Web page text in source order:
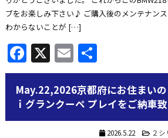
ブをお楽しみ下さい♪ ご購入後のメンテナン
わからないことが […]
Facebook
X Email
共
有
May.22,2026京都府にお住まい
ｉグランクーペ プレイをご納車
2026.5.22 ２